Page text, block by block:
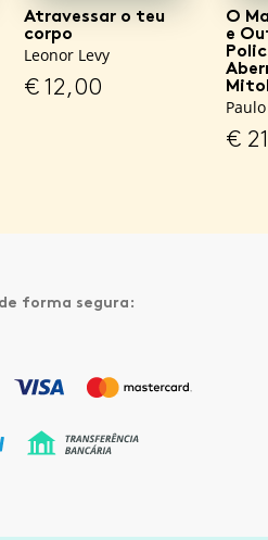
Atravessar o teu
corpo
Leonor Levy
€12,00
O
e
€
forma segura: